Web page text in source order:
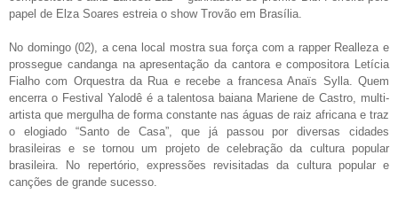
papel de Elza Soares estreia o show Trovão em Brasília.
No domingo (02), a cena local mostra sua força com a rapper Realleza e
prossegue candanga na apresentação da cantora e compositora Letícia
Fialho com Orquestra da Rua e recebe a francesa Anaïs Sylla. Quem
encerra o Festival Yalodê é a talentosa baiana Mariene de Castro, multi-
artista que mergulha de forma constante nas águas de raiz africana e traz
o elogiado “Santo de Casa”, que já passou por diversas cidades
brasileiras e se tornou um projeto de celebração da cultura popular
brasileira. No repertório, expressões revisitadas da cultura popular e
canções de grande sucesso.